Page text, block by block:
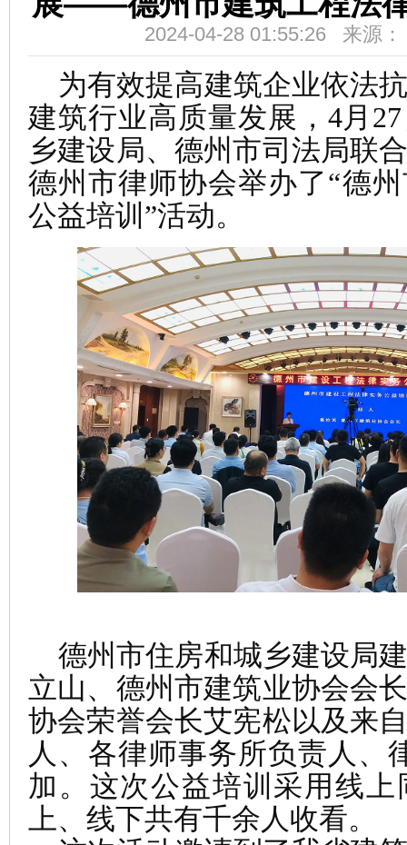
2024-04-28 01:55:26 来源
为有效提高建筑企业依法
建筑行业高质量发展，4月
乡建设局、德州市司法局联
德州市律师协会举办了“德
公益培训”活动。
德州市住房和城乡建设局
立山、德州市建筑业协会会
协会荣誉会长艾宪松以及来
人、各律师事务所负责人、
加。这次公益培训采用线
上、线下共有千余人收看。